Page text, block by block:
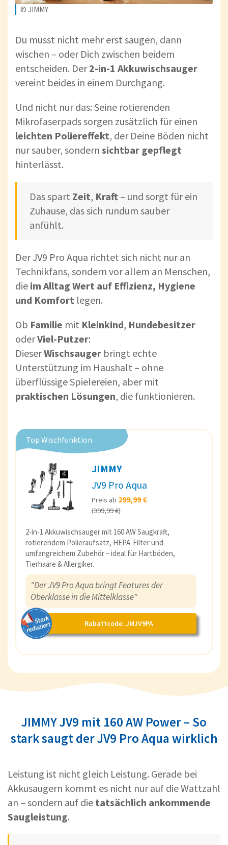
© JIMMY
Du musst nicht mehr erst saugen, dann
wischen – oder Dich zwischen beidem
entscheiden. Der2-in-1 Akkuwischsauger
vereint beides in einem Durchgang.
Und nicht nur das: Seine rotierenden
Mikrofaserpads sorgen zusätzlich für einen
leichten Poliereffekt, der Deine Böden nicht
nur sauber, sondern sichtbar gepflegt
hinterlässt.
Das spart Zeit, Kraft – und sorgt für ein
Zuhause, das sich rundum sauber
anfühlt.
Der JV9 Pro Aqua richtet sich nicht nur an
Technikfans, sondern vor allem an Menschen,
die im Alltag Wert auf Effizienz, Hygiene
und Komfort legen.
Ob Familie mit Kleinkind, Hundebesitzer
oderViel-Putzer:
DieserWischsauger bringt echte
Unterstützung im Haushalt – ohne
überflüssige Spielereien, aber mit
praktischen Lösungen, die funktionieren.
Top Wischfunktion
JIMMY
JV9 Pro Aqua
Preis ab 299,99 €
(399,99 €)
2-in-1 Akkuwischsauger mit 160 AW Saugkraft,
rotierendem Polieraufsatz, HEPA-Filter und
umfangreichem Zubehör – ideal für Hartböden,
Tierhaare & Allergiker.
"Der JV9 Pro Aqua bringt Features der
Oberklasse in die Mittelklasse"
Rabattcode: JMJV9PA
JIMMY JV9 mit 160 AW Power – So
stark saugt der JV9 Pro Aqua wirklich
Leistung ist nicht gleich Leistung. Gerade bei
Akkusaugern kommt es nicht nur auf die Wattzahl
an – sondern auf die tatsächlich ankommende
Saugleistung.